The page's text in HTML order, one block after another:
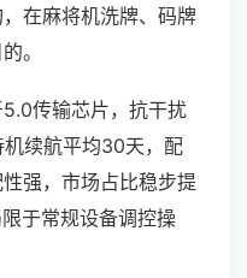
在麻将机洗牌、码牌
。
传输芯片，抗干扰
续航平均30天，配
强，市场占比稳步提
于常规设备调控操